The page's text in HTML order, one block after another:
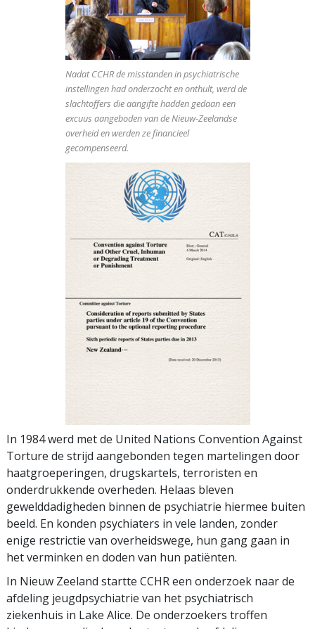
Nadat CCHR de misstanden in psychiatrische
instellingen had onderzocht en onthult, werd de
slachtoffers die aangifte hadden gedaan een
excuus aangeboden van de Nieuw-Zeelandse
overheid en werden ze financieel
gecompenseerd.
In 1984 werd met de United Nations Convention Against
Torture de strijd aangebonden tegen martelingen door
haatgroeperingen, drugskartels, terroristen en
onderdrukkende overheden. Helaas bleven
gewelddadigheden binnen de psychiatrie hiermee buiten
beeld. En konden psychiaters in vele landen, zonder
enige restrictie van overheidswege, hun gang gaan in
het verminken en doden van hun patiënten.
In Nieuw Zeeland startte CCHR een onderzoek naar de
afdeling jeugdpsychiatrie van het psychiatrisch
ziekenhuis in Lake Alice. De onderzoekers troffen